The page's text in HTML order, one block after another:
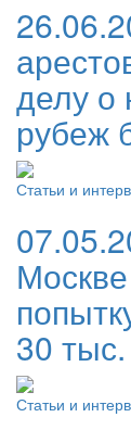
делу о
рубеж
Статьи и
30 тыс.
Статьи и